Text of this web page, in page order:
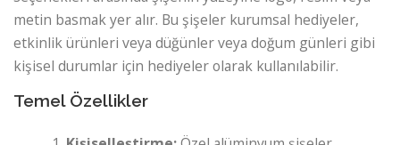
metin basmak yer alır. Bu şişeler kurumsal hediyeler,
etkinlik ürünleri veya düğünler veya doğum günleri gibi
kişisel durumlar için hediyeler olarak kullanılabilir.
Temel Özellikler